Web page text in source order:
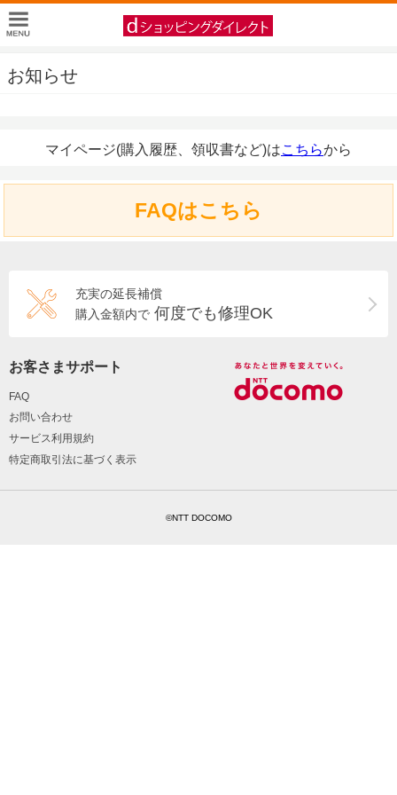
お知らせ
マイページ(購入履歴、領収書など)はこちらから
FAQはこちら
充実の延長補償
購入金額内で 何度でも修理OK
お客さまサポート
FAQ
お問い合わせ
サービス利用規約
特定商取引法に基づく表示
©NTT DOCOMO